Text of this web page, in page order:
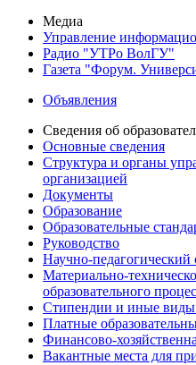
Медиа
Управление
Радио "УТРо ВолГУ"
Газета "Форум.
Объявления
Сведения об
Основные сведения
Структура и органы
организацией
Документы
Образование
Образовательные
Руководство
Научно-педагогический
Материально-
образовательного
Стипендии и иные виды
Платные
Финансово-
Вакантные места для